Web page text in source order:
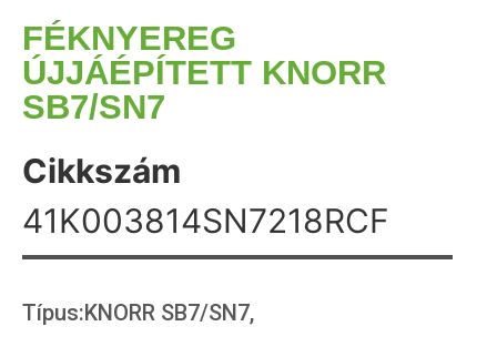
FÉKNYEREG
ÚJJÁÉPÍTETT KNORR
SB7/SN7
Cikkszám
41K003814SN7218RCF
Típus:KNORR SB7/SN7,